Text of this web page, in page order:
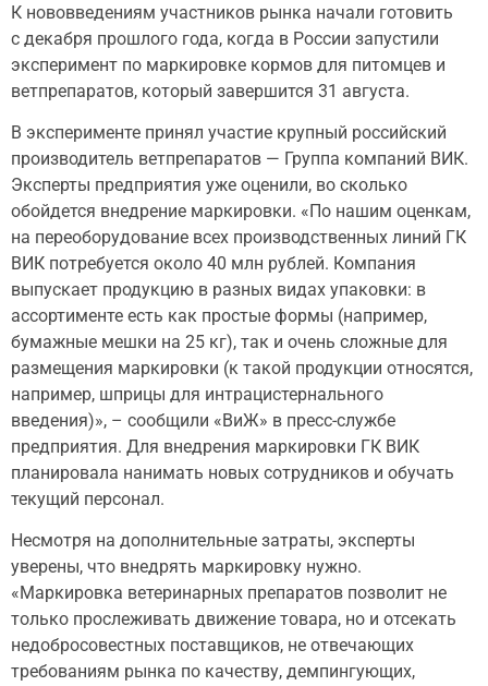
К нововведениям участников рынка начали готовить
с декабря прошлого года, когда в России запустили
эксперимент по маркировке кормов для питомцев и
ветпрепаратов, который завершится 31 августа.
В эксперименте принял участие крупный российский
производитель ветпрепаратов — Группа компаний ВИК.
Эксперты предприятия уже оценили, во сколько
обойдется внедрение маркировки. «По нашим оценкам,
на переоборудование всех производственных линий ГК
ВИК потребуется около 40 млн рублей. Компания
выпускает продукцию в разных видах упаковки: в
ассортименте есть как простые формы (например,
бумажные мешки на 25 кг), так и очень сложные для
размещения маркировки (к такой продукции относятся,
например, шприцы для интрацистернального
введения)», – сообщили «ВиЖ» в пресс-службе
предприятия. Для внедрения маркировки ГК ВИК
планировала нанимать новых сотрудников и обучать
текущий персонал.
Несмотря на дополнительные затраты, эксперты
уверены, что внедрять маркировку нужно.
«Маркировка ветеринарных препаратов позволит не
только прослеживать движение товара, но и отсекать
недобросовестных поставщиков, не отвечающих
требованиям рынка по качеству, демпингующих,